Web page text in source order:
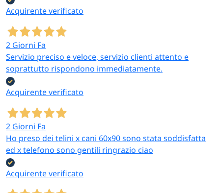
Acquirente verificato
2 Giorni Fa
Servizio preciso e veloce, servizio clienti attento e
soprattutto rispondono immediatamente.
Acquirente verificato
2 Giorni Fa
Ho preso dei telini x cani 60x90 sono stata soddisfatta
ed x telefono sono gentili ringrazio ciao
Acquirente verificato